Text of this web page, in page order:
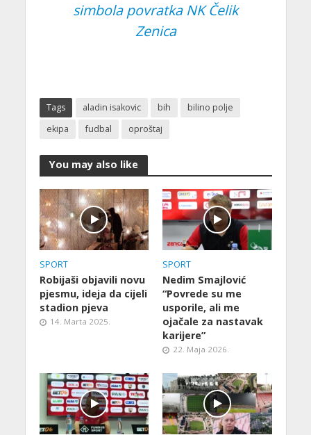
simbola povratka NK Čelik
Zenica
Tags aladin isakovic bih
bilino polje
ekipa
fudbal oproštaj
You may also like
SPORT
Robijaši objavili novu
pjesmu, ideja da cijeli
stadion pjeva
14. Marta 2025.
SPORT
Nedim Smajlović
“Povrede su me
usporile, ali me
ojačale za nastavak
karijere”
22. Maja 2026.